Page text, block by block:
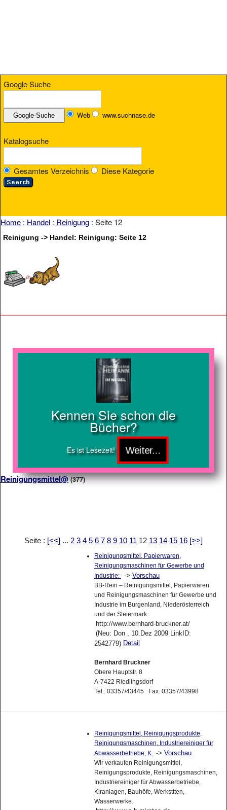
Google Suche
Web www.suchnase.de
Katalogsuche
Gesamtes Verzeichnis Diese Kategorie
Home : Handel : Reinigung : Seite 12
Reinigung -> Handel: Reinigung: Seite 12
Kennen Sie schon die
Bücher?
Es ist Lesezeit!
Reinigungsmittel@ (377)
Seite : [<<] ... 2 3 4 5 6 7 8 9 10 11 12 13 14 15 16 [>>]
Reinigungsmittel, Papierwaren,
Reinigungsmaschinen für Gewerbe und
Industrie:
-> Vorschau
BB-Rein – Reinigungsmittel, Papierwaren
und Reinigungsmaschinen für Gewerbe und
Industrie im Burgenland, Niederösterreich
und der Steiermark.
http://www.bernhard-bruckner.at/
(Neu: Don , 10.Dez 2009 LinkID:
2542779) Detail
Bernhard Bruckner
Obere Hauptstr. 8
A-7422 Riedlingsdorf
Tel.: 03357/43445 Fax: 03357/43998
Reinigungsmittel, Reinigungsprodukte,
Reinigungsmaschinen, Industriereiniger für
Abwasserbetriebe, K
-> Vorschau
Wir verkaufen Reinigungsmittel,
Reinigungsprodukte, Reinigungsmaschinen,
Industriereiniger für Abwasserbetriebe,
Klranlagen, Bauhöfe, Werksttten,
Wasserwerke.